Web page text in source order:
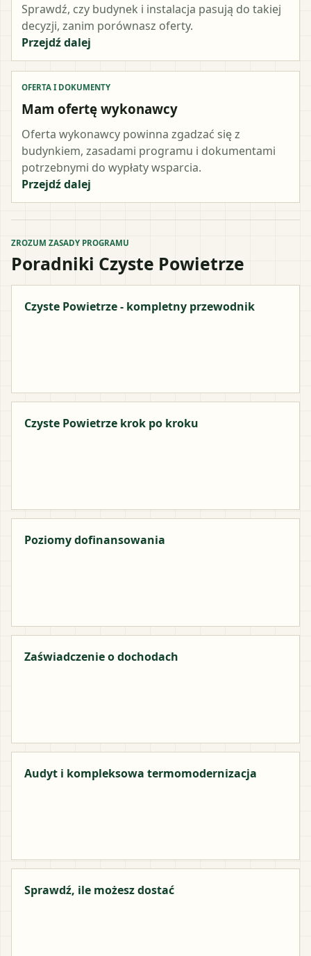
Sprawdź, czy budynek i instalacja pasują do takiej
decyzji, zanim porównasz oferty.
Przejdź dalej
OFERTA I DOKUMENTY
Mam ofertę wykonawcy
Oferta wykonawcy powinna zgadzać się z
budynkiem, zasadami programu i dokumentami
potrzebnymi do wypłaty wsparcia.
Przejdź dalej
ZROZUM ZASADY PROGRAMU
Poradniki Czyste Powietrze
Czyste Powietrze - kompletny przewodnik
Czyste Powietrze krok po kroku
Poziomy dofinansowania
Zaświadczenie o dochodach
Audyt i kompleksowa termomodernizacja
Sprawdź, ile możesz dostać